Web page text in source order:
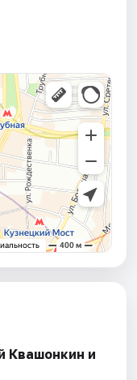
Квашонкин и